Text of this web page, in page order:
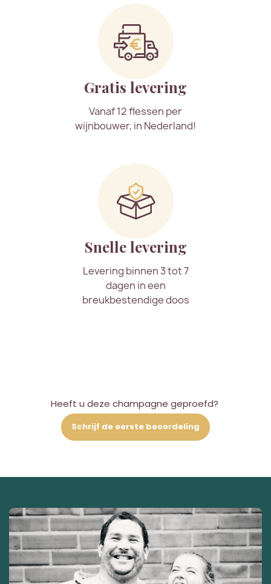
Gratis levering
Vanaf 12 flessen per
wijnbouwer, in Nederland!
Snelle levering
Levering binnen 3 tot 7
dagen in een
breukbestendige doos
Heeft u deze champagne geproefd?
Schrijf de eerste beoordeling